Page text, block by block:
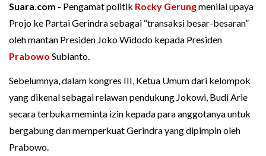
Suara.com - Pengamat politik Rocky Gerungmenilai upaya
Projo ke Partai Gerindra sebagai “transaksi besar-besaran”
oleh mantan Presiden Joko Widodo kepada Presiden
Prabowo Subianto.
Sebelumnya, dalam kongres III, Ketua Umum dari kelompok
yang dikenal sebagai relawan pendukung Jokowi, Budi Arie
secara terbuka meminta izin kepada para anggotanya untuk
bergabung dan memperkuat Gerindra yang dipimpin oleh
Prabowo.